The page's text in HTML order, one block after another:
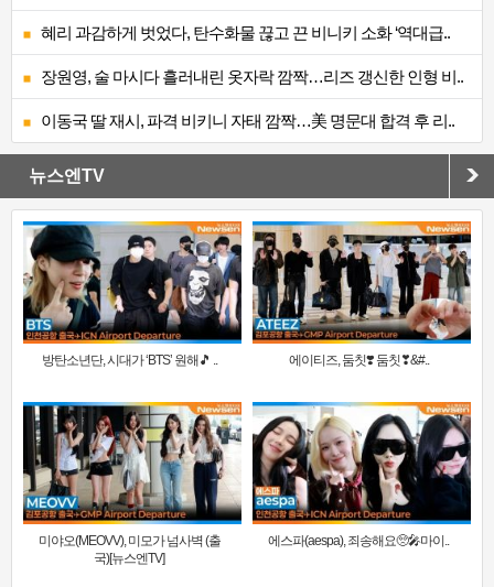
혜리 과감하게 벗었다, 탄수화물 끊고 끈 비니키 소화 ‘역대급..
장원영, 술 마시다 흘러내린 옷자락 깜짝…리즈 갱신한 인형 비..
이동국 딸 재시, 파격 비키니 자태 깜짝…美 명문대 합격 후 리..
뉴스엔TV
방탄소년단, 시대가 ‘BTS’ 원해🎵 .. 에이티즈, 둠칫❣️ 둠칫❣&#..
미야오(MEOVV), 미모가 넘사벽 (출
국)[뉴스엔TV]
에스파(aespa), 죄송해요🥺🎤마이..